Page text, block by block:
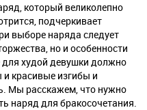
который великолепно
подчеркивает
выборе наряда следует
но и особенности
худой девушки должно
и красивые изгибы и
Мы расскажем, что нужно
наряд для бракосочетания.
Отправить
Отмена
Отправить